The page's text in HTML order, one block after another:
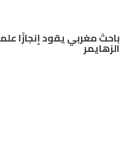
باحث مغربي يقود إنجازًا
الزهايمر